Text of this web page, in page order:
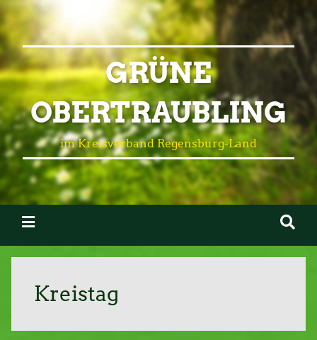
GRÜNE
OBERTRAUBLING
im Kreisverband Regensburg-Land
Kreistag